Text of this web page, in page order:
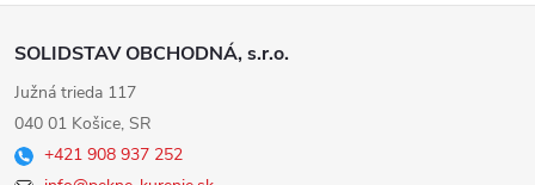
Z
á
p
SOLIDSTAV OBCHODNÁ, s.r.o.
Južná trieda 117
040 01 Košice, SR
+421 908 937 252